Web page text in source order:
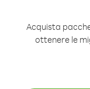
Acquista
ottenere le